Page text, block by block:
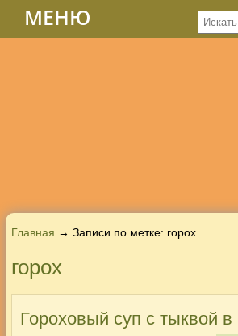
МЕНЮ
Главная → Записи по метке: горох
горох
Гороховый суп с тыквой в